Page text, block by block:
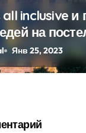
inclusive и
на
Янв 25, 2023